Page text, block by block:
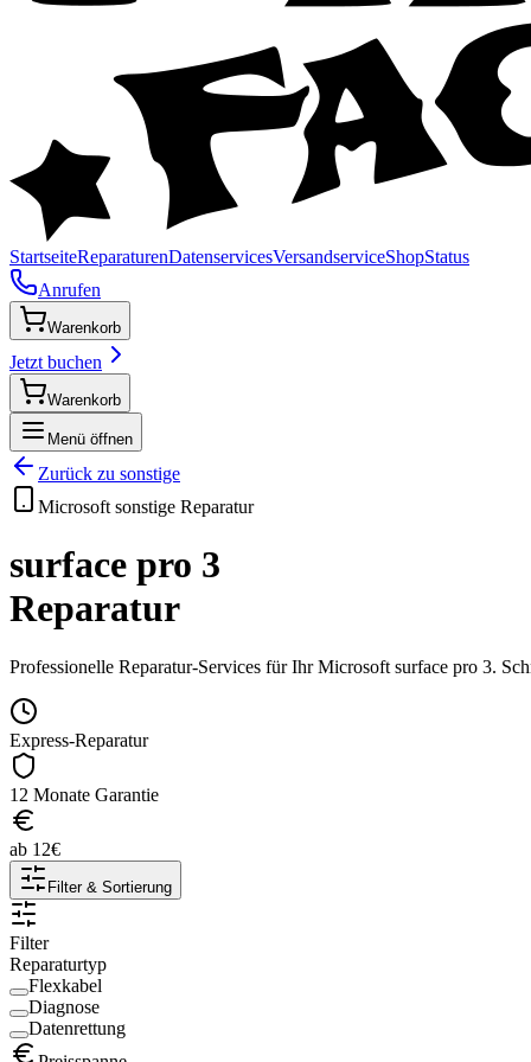
StartseiteReparaturenDatenservicesVersandserviceShopStatus
Anrufen
Warenkorb
Jetzt buchen
Warenkorb
Menü öffnen
Zurück zu sonstige
Microsoft sonstige Reparatur
surface pro 3
Reparatur
Professionelle Reparatur-Services für IhrMicrosoft surface pro 3.
Express-Reparatur
12 Monate Garantie
ab 12€
Filter & Sortierung
Filter
Reparaturtyp
Flexkabel
Diagnose
Datenrettung